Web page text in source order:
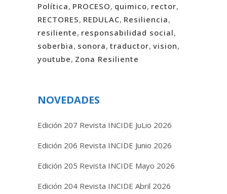
Política, PROCESO, quimico, rector,
RECTORES, REDULAC, Resiliencia,
resiliente, responsabilidad social,
soberbia, sonora, traductor, vision,
youtube, Zona Resiliente
NOVEDADES
Edición 207 Revista INCIDE JuLio 2026
Edición 206 Revista INCIDE Junio 2026
Edición 205 Revista INCIDE Mayo 2026
Edición 204 Revista INCIDE Abril 2026